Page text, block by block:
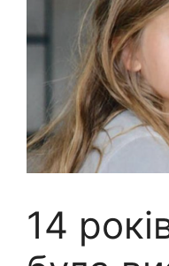
14